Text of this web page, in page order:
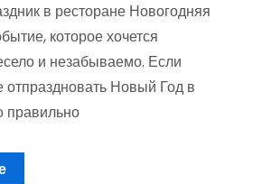
в ресторане Новогодняя
которое хочется
и незабываемо. Если
Новый Год в
правильно